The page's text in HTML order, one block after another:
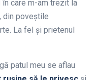
care m-am trezit la
din poveştile
La fel şi prietenul
patul meu se aflau